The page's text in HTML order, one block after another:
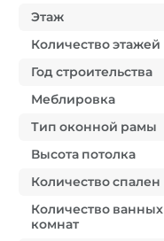
Этаж
Количество этажей
Год строительства
Меблировка
Тип оконной рамы
Высота потолка
Количество спален
Количество ванных
комнат